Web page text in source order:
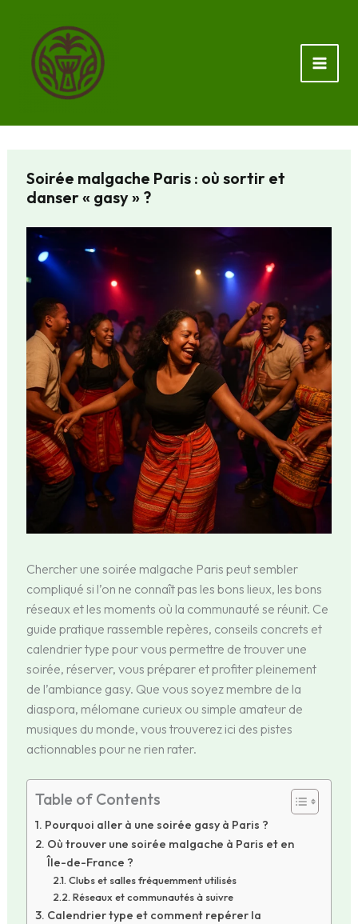
contenu
Soirée malgache Paris : où sortir et
danser « gasy » ?
Chercher une soirée malgache Paris peut sembler
compliqué si l’on ne connaît pas les bons lieux, les bons
réseaux et les moments où la communauté se réunit. Ce
guide pratique rassemble repères, conseils concrets et
calendrier type pour vous permettre de trouver une
soirée, réserver, vous préparer et profiter pleinement
de l’ambiance gasy. Que vous soyez membre de la
diaspora, mélomane curieux ou simple amateur de
musiques du monde, vous trouverez ici des pistes
actionnables pour ne rien rater.
Table of Contents
Pourquoi aller à une soirée gasy à Paris ?
Où trouver une soirée malgache à Paris et en
Île-de-France ?
Clubs et salles fréquemment utilisés
Réseaux et communautés à suivre
Calendrier type et comment repérer la